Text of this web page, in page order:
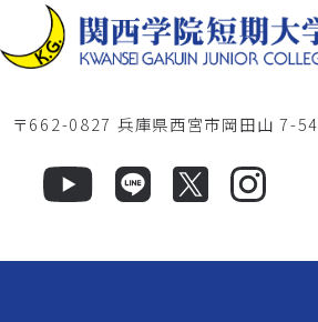
〒662-0827 兵庫県西宮市岡田山 7-54